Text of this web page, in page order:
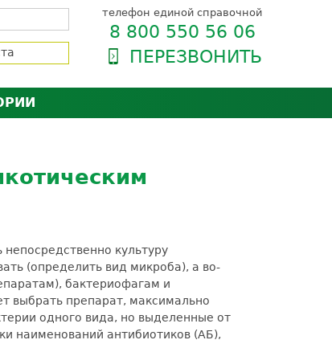
телефон единой справочной
8 800 550 56 06
ПЕРЕЗВОНИТЬ
сертификаты
культуру
(определить вид микроба), а во-
бактериофагам и
выбрать препарат, максимально
одного вида, но выделенные от
наименований антибиотиков (АБ),